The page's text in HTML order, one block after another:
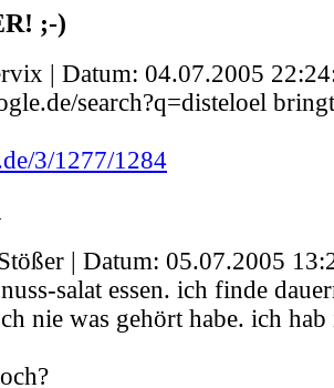
;-)
| Datum: 04.07.2005
search?q=disteloel
3/1277/1284
| Datum: 05.07.2005
salat essen. ich finde
nie was gehört habe. ich